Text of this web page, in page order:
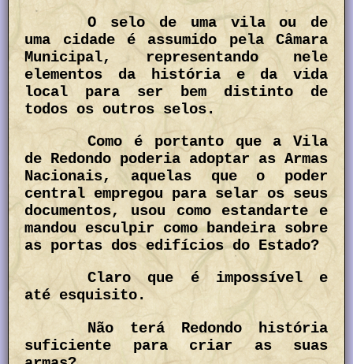
O selo de uma vila ou de
uma cidade é assumido pela Câmara
Municipal, representando nele
elementos da história e da vida
local para ser bem distinto de
todos os outros selos.
Como é portanto que a Vila
de Redondo poderia adoptar as Armas
Nacionais, aquelas que o poder
central empregou para selar os seus
documentos, usou como estandarte e
mandou esculpir como bandeira sobre
as portas dos edifícios do Estado?
Claro que é impossível e
até esquisito.
Não terá Redondo história
suficiente para criar as suas